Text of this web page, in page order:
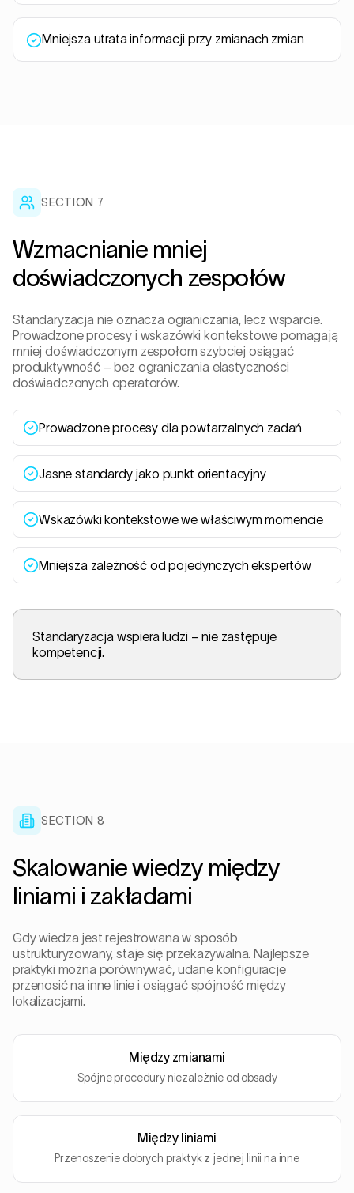
Mniejsza utrata informacji przy zmianach zmian
SECTION 7
Wzmacnianie mniej
doświadczonych zespołów
Standaryzacja nie oznacza ograniczania, lecz wsparcie.
Prowadzone procesy i wskazówki kontekstowe pomagają
mniej doświadczonym zespołom szybciej osiągać
produktywność – bez ograniczania elastyczności
doświadczonych operatorów.
Prowadzone procesy dla powtarzalnych zadań
Jasne standardy jako punkt orientacyjny
Wskazówki kontekstowe we właściwym momencie
Mniejsza zależność od pojedynczych ekspertów
Standaryzacja wspiera ludzi – nie zastępuje
kompetencji.
SECTION 8
Skalowanie wiedzy między
liniami i zakładami
Gdy wiedza jest rejestrowana w sposób
ustrukturyzowany, staje się przekazywalna. Najlepsze
praktyki można porównywać, udane konfiguracje
przenosić na inne linie i osiągać spójność między
lokalizacjami.
Między zmianami
Spójne procedury niezależnie od obsady
Między liniami
Przenoszenie dobrych praktyk z jednej linii na inne